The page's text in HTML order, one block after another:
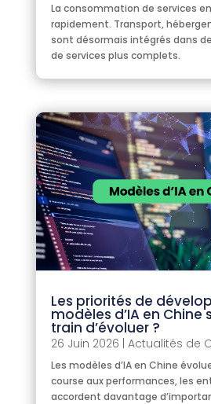
La consommation de services
rapidement. Transport,
sont désormais intégrés dans
de services plus complets.
Les priorités de
modèles d’IA en Chine
train d’évoluer ?
26 Juin 2026 | Actualités de
Les modèles d’IA en Chine
course aux performances, les
accordent davantage